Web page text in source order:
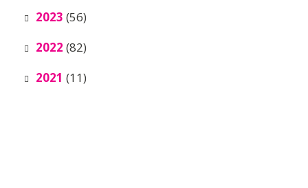
2023 (56)
2022 (82)
2021 (11)